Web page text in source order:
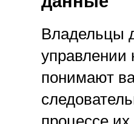
Владельцы
управлении
понимают